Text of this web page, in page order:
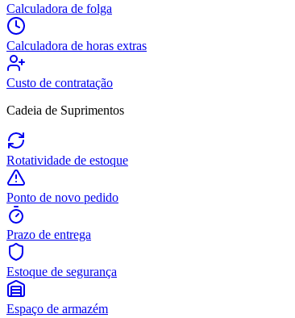
Calculadora de folga
Calculadora de horas extras
Custo de contratação
Cadeia de Suprimentos
Rotatividade de estoque
Ponto de novo pedido
Prazo de entrega
Estoque de segurança
Espaço de armazém